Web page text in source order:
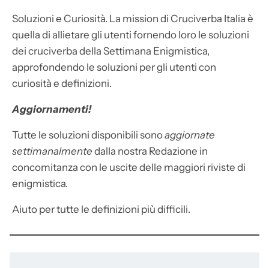
Soluzioni e Curiosità. La mission di Cruciverba Italia è
quella di allietare gli utenti fornendo loro le soluzioni
dei cruciverba della Settimana Enigmistica,
approfondendo le soluzioni per gli utenti con
curiosità e definizioni.
Aggiornamenti!
Tutte le soluzioni disponibili sonoaggiornate
settimanalmente dalla nostra Redazione in
concomitanza con le uscite delle maggiori riviste di
enigmistica.
Aiuto per tutte le definizioni più difficili.